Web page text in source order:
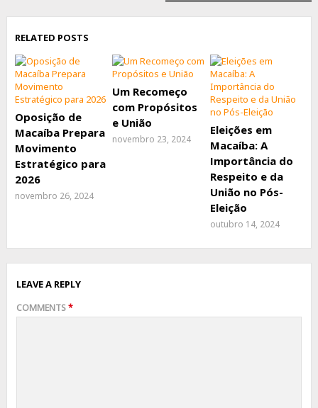
RELATED POSTS
Oposição de
Macaíba Prepara
Movimento
Estratégico para
2026
novembro 26, 2024
Um Recomeço
com Propósitos
e União
novembro 23, 2024
Eleições em
Macaíba: A
Importância do
Respeito e da
União no Pós-
Eleição
outubro 14, 2024
LEAVE A REPLY
COMMENTS*